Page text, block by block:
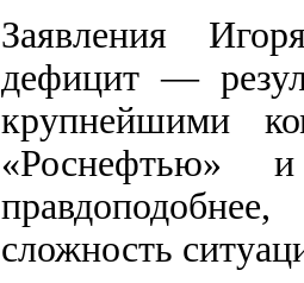
Заявления
дефицит —
крупнейшими
«Роснефтью»
сложность